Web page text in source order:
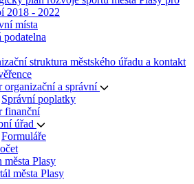
2018 - 2022
místa
struktura městského úřadu a kontakt
organizační a správní
Správní poplatky
finanční
úřad
Formuláře
Plasy
města Plasy